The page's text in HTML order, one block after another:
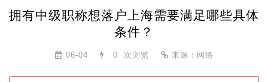
拥有中级职称想落户上海需要满足哪些具体
条件？
06-04 0 次浏览 来源：网络